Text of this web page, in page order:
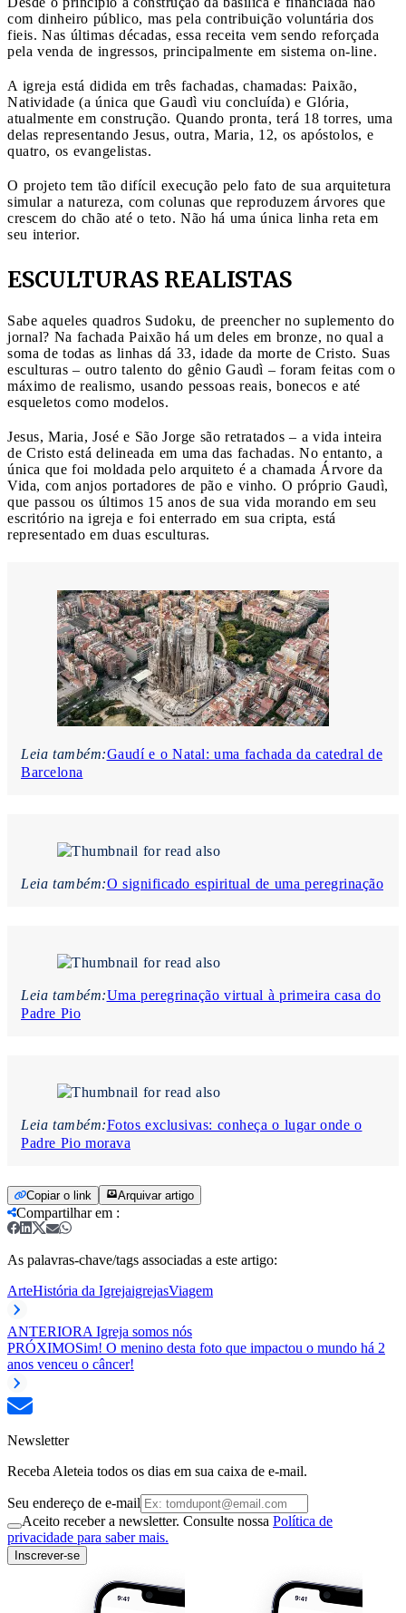
com dinheiro público, mas pela contribuição voluntária dos
fieis. Nas últimas décadas, essa receita vem sendo reforçada
pela venda de ingressos, principalmente em sistema on-line.
A igreja está didida em três fachadas, chamadas: Paixão,
Natividade (a única que Gaudì viu concluída) e Glória,
atualmente em construção. Quando pronta, terá 18 torres, uma
delas representando Jesus, outra, Maria, 12, os apóstolos, e
quatro, os evangelistas.
O projeto tem tão difícil execução pelo fato de sua arquitetura
simular a natureza, com colunas que reproduzem árvores que
crescem do chão até o teto. Não há uma única linha reta em
seu interior.
ESCULTURAS REALISTAS
Sabe aqueles quadros Sudoku, de preencher no suplemento do
jornal? Na fachada Paixão há um deles em bronze, no qual a
soma de todas as linhas dá 33, idade da morte de Cristo. Suas
esculturas – outro talento do gênio Gaudì – foram feitas com o
máximo de realismo, usando pessoas reais, bonecos e até
esqueletos como modelos.
Jesus, Maria, José e São Jorge são retratados – a vida inteira
de Cristo está delineada em uma das fachadas. No entanto, a
única que foi moldada pelo arquiteto é a chamada Árvore da
Vida, com anjos portadores de pão e vinho. O próprio Gaudì,
que passou os últimos 15 anos de sua vida morando em seu
escritório na igreja e foi enterrado em sua cripta, está
representado em duas esculturas.
Leia também:Gaudí e o Natal: uma fachada da catedral de
Barcelona
Leia também:O significado espiritual de uma peregrinação
Leia também:Uma peregrinação virtual à primeira casa do
Padre Pio
Leia também:Fotos exclusivas: conheça o lugar onde o
Padre Pio morava
Copiar o link Arquivar artigo
Compartilhar em :
As palavras-chave/tags associadas a este artigo:
ArteHistória da IgrejaigrejasViagem
ANTERIORA Igreja somos nós
PRÓXIMOSim! O menino desta foto que impactou o mundo há 2
anos venceu o câncer!
Newsletter
Receba Aleteia todos os dias em sua caixa de e-mail.
Seu endereço de e-mail
Aceito receber a newsletter. Consulte nossa Política de
privacidade para saber mais.
Inscrever-se